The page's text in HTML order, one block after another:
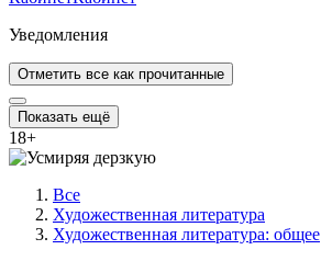
Уведомления
Отметить все как прочитанные
Показать ещё
18+
Все
Художественная литература
Художественная литература: общее